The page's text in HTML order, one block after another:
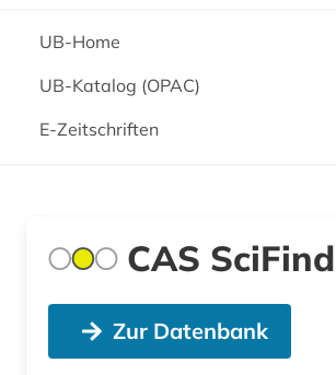
UB-Home
UB-Katalog (OPAC)
E-Zeitschriften
CAS
Zur Datenbank